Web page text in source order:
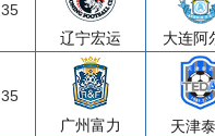
辽宁宏运
大连阿
广州富力
天津